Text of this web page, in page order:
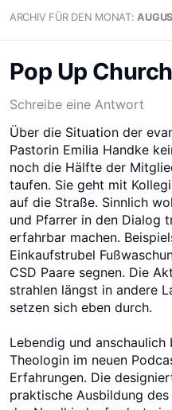
ARCHIV FÜR DEN MONAT:
Pop Up Church
Schreibe eine Antwort
Über die Situation der
Pastorin Emilia Handke
noch die Hälfte der
taufen. Sie geht mit
auf die Straße. Sinnlich
und Pfarrer in den Dialog
erfahrbar machen.
Einkaufstrubel
CSD Paare segnen. Die
strahlen längst in andere
setzen sich eben durch.
Lebendig und
Theologin im neuen
Erfahrungen. Die
praktische Ausbildung